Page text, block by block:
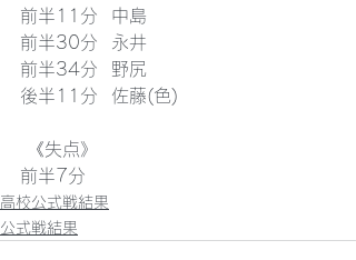
前半11分  中島
前半30分  永井
前半34分  野尻
後半11分  佐藤(色)
《失点》
前半7分
高校公式戦結果
公式戦結果